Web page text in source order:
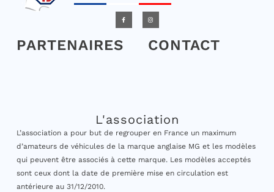
PARTENAIRES CONTACT
L'association
L’association a pour but de regrouper en France un maximum
d’amateurs de véhicules de la marque anglaise MG et les modèles
qui peuvent être associés à cette marque. Les modèles acceptés
sont ceux dont la date de première mise en circulation est
antérieure au 31/12/2010.